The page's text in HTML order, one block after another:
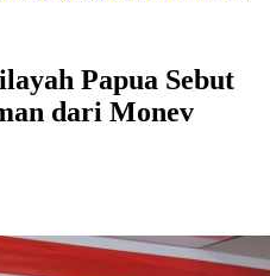
Papua Sebut
dari Monev